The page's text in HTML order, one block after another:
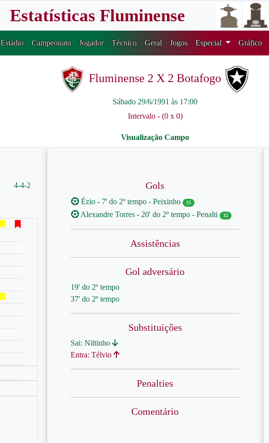
Estatísticas Fluminense
Estádio Campeonato Jogador Técnico Geral Jogos Especial Gráfico
Fluminense 2 X 2 Botafogo
Sábado 29/6/1991 às 17:00
Intervalo - (0 x 0)
4-4-2 Gols
Ézio - 7' do 2º tempo - Peixinho 15
Alexandre Torres - 20' do 2º tempo - Penalti 12
Assistências
Gol adversário
19' do 2º tempo
37' do 2º tempo
Substituições
Sai: Niltinho
Entra: Télvio
Penalties
Comentário